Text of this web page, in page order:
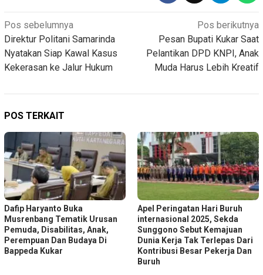
Navigasi
pos
Pos sebelumnya
Direktur Politani Samarinda
Nyatakan Siap Kawal Kasus
Kekerasan ke Jalur Hukum
Pos berikutnya
Pesan Bupati Kukar Saat
Pelantikan DPD KNPI, Anak
Muda Harus Lebih Kreatif
POS TERKAIT
Dafip Haryanto Buka
Musrenbang Tematik Urusan
Pemuda, Disabilitas, Anak,
Perempuan Dan Budaya Di
Bappeda Kukar
Apel Peringatan Hari Buruh
internasional 2025, Sekda
Sunggono Sebut Kemajuan
Dunia Kerja Tak Terlepas Dari
Kontribusi Besar Pekerja Dan
Buruh